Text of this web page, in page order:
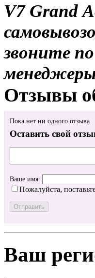
V7 Grand
звоните
Отзывы
Пока нет ни одного отзыва
Оставить свой
Ваше имя:
Пожалуйста,
Ваш